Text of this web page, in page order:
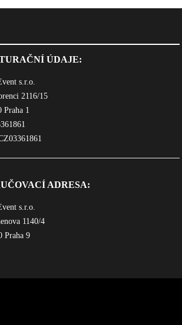
ÚDAJE:
s.r.o.
2116/15
Praha 1
ADRESA:
s.r.o.
1140/4
Praha 9